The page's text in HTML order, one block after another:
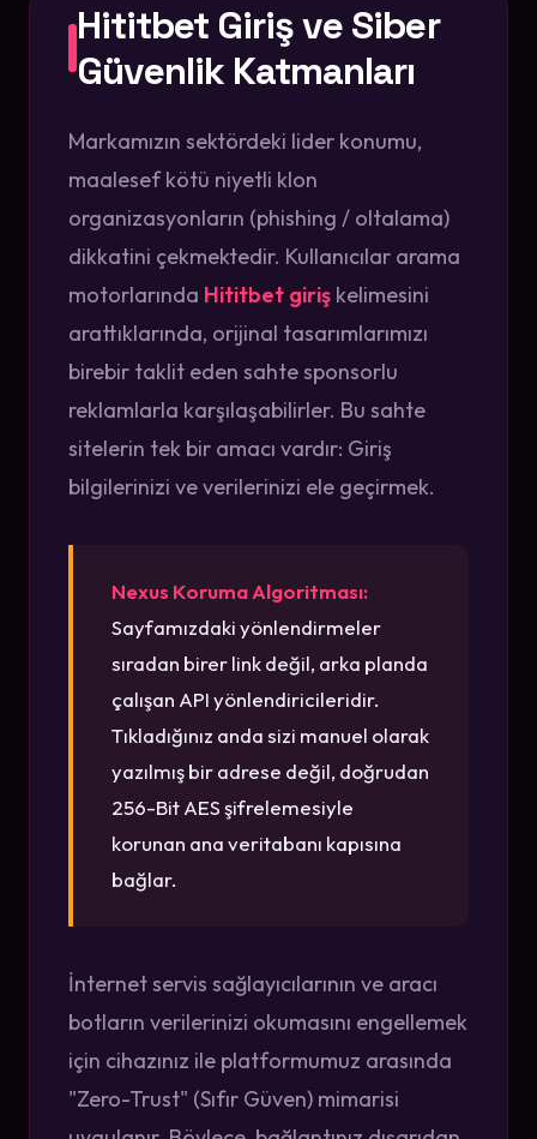
Hititbet Giriş ve Siber
Güvenlik Katmanları
Markamızın sektördeki lider konumu,
maalesef kötü niyetli klon
organizasyonların (phishing / oltalama)
dikkatini çekmektedir. Kullanıcılar arama
motorlarında Hititbet giriş kelimesini
arattıklarında, orijinal tasarımlarımızı
birebir taklit eden sahte sponsorlu
reklamlarla karşılaşabilirler. Bu sahte
sitelerin tek bir amacı vardır: Giriş
bilgilerinizi ve verilerinizi ele geçirmek.
Nexus Koruma Algoritması:
Sayfamızdaki yönlendirmeler
sıradan birer link değil, arka planda
çalışan API yönlendiricileridir.
Tıkladığınız anda sizi manuel olarak
yazılmış bir adrese değil, doğrudan
256-Bit AES şifrelemesiyle
korunan ana veritabanı kapısına
bağlar.
İnternet servis sağlayıcılarının ve aracı
botların verilerinizi okumasını engellemek
için cihazınız ile platformumuz arasında
"Zero-Trust" (Sıfır Güven) mimarisi